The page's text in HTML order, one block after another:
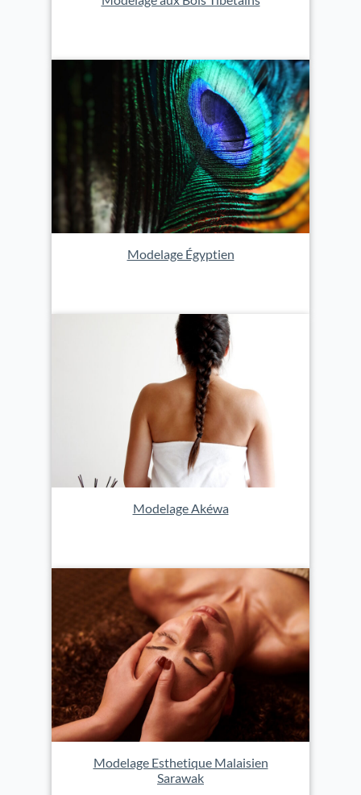
Modelage Égyptien
Modelage Akéwa
Modelage Esthetique Malaisien
Sarawak